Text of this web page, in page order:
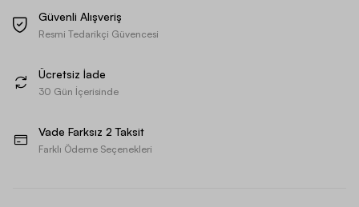
Güvenli Alışveriş
Resmi Tedarikçi Güvencesi
Ücretsiz İade
30 Gün İçerisinde
Vade Farksız 2 Taksit
Farklı Ödeme Seçenekleri